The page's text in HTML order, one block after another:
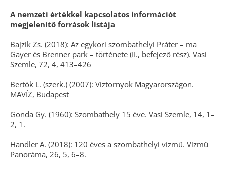
A nemzeti értékkel kapcsolatos információt
megjelenítő források listája
Bajzik Zs. (2018): Az egykori szombathelyi Práter – ma
Gayer és Brenner park – története (II., befejező rész). Vasi
Szemle, 72, 4, 413–426
Bertók L. (szerk.) (2007): Víztornyok Magyarországon.
MAVÍZ, Budapest
Gonda Gy. (1960): Szombathely 15 éve. Vasi Szemle, 14, 1–
2, 1.
Handler A. (2018): 120 éves a szombathelyi vízmű. Vízmű
Panoráma, 26, 5, 6–8.